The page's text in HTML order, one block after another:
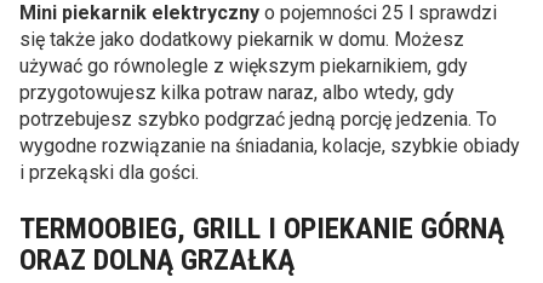
Mini piekarnik elektryczny o pojemności 25 l sprawdzi
się także jako dodatkowy piekarnik w domu. Możesz
używać go równolegle z większym piekarnikiem, gdy
przygotowujesz kilka potraw naraz, albo wtedy, gdy
potrzebujesz szybko podgrzać jedną porcję jedzenia. To
wygodne rozwiązanie na śniadania, kolacje, szybkie obiady
i przekąski dla gości.
TERMOOBIEG, GRILL I OPIEKANIE GÓRNĄ
ORAZ DOLNĄ GRZAŁKĄ